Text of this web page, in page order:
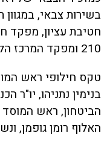
בשירות צבאי,
210 ומפקד המרכז הלאומי לאימונים ביבשה.
טקס חילופי ראש
בנימין נתניהו,
הביטחון, ראש
האלוף רומן גופמן,